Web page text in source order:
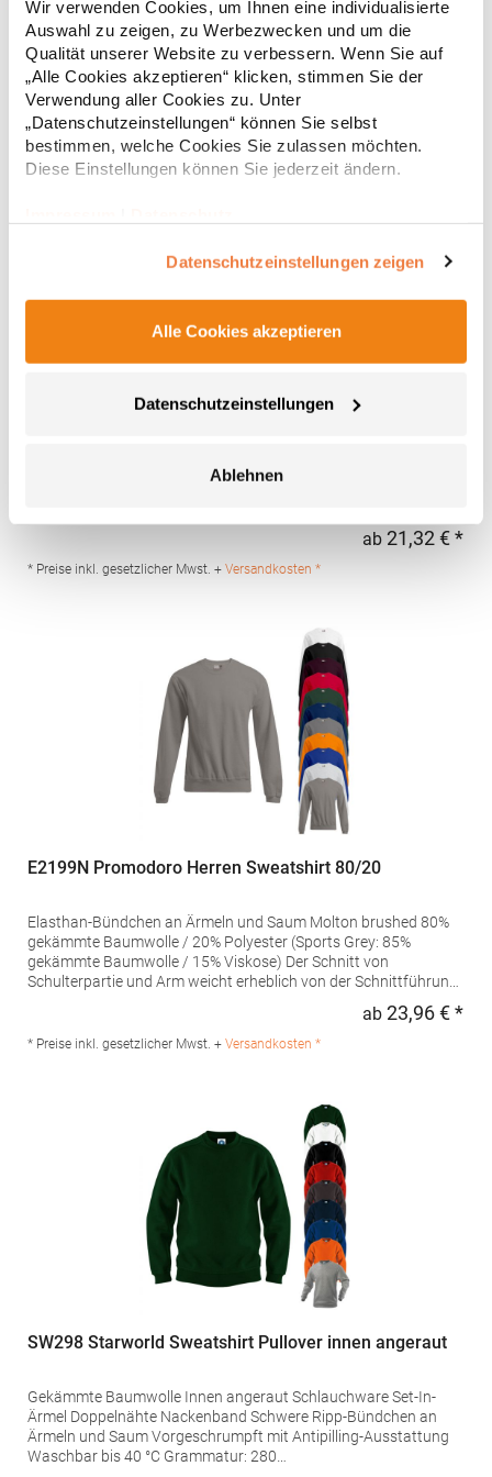
Wir verwenden Cookies, um Ihnen eine individualisierte
Auswahl zu zeigen, zu Werbezwecken und um die
Qualität unserer Website zu verbessern. Wenn Sie auf
„Alle Cookies akzeptieren“ klicken, stimmen Sie der
Verwendung aller Cookies zu. Unter
„Datenschutzeinstellungen“ können Sie selbst
bestimmen, welche Cookies Sie zulassen möchten.
Diese Einstellungen können Sie jederzeit ändern.
Datenschutzeinstellungen zeigen
Alle Cookies akzeptieren
Datenschutzeinstellungen
Ablehnen
g/m²Materialzusammensetzung: 70% Baumwolle / 30%
Polyester (Heather Grey: 62% Baumwolle / 33% Polyester / 5%
Viskose)Angaben zur Produktsicherheit: Herst.-Nr.:
1699Hersteller: Promodoro Fashion GmbH Am Gatherhof 57
40472 Düsseldorf Deutschland E-Mail: info@promodoro.de
ab 29,04 € *
* Preise inkl. gesetzlicher Mwst. + Versandkosten *
RY8413 Roly Workwear Sweatshirt 1/2 Reißverschluss
Verstärkte verdeckte Nähte am Innenkragen Kontrastierende
waschbarBügeln erlaubtGrammatur: 280
g/m²Materialzusammensetzung: 50% Baumwolle / 50%
PolyesterAngaben zur Produktsicherheit: Herst.-Nr.:
ab 21,32 € *
* Preise inkl. gesetzlicher Mwst. + Versandkosten *
E2199N Promodoro Herren Sweatshirt 80/20
Elasthan-Bündchen an Ärmeln und Saum Molton brushed 80%
gekämmte Baumwolle / 20% Polyester (Sports Grey: 85%
gekämmte Baumwolle / 15% Viskose) Der Schnitt von
Schulterpartie und Arm weicht erheblich von der Schnittführung
g/m²Materialzusammensetzung: 80% Baumwolle / 20%
Polyester (Sports Grey: 75% Baumwolle / 17% Polyester / 8%
40472 Düsseldorf Deutschland E-Mail: info@promodoro.de
ab 23,96 € *
* Preise inkl. gesetzlicher Mwst. + Versandkosten *
SW298 Starworld Sweatshirt Pullover innen angeraut
Gekämmte Baumwolle Innen angeraut Schlauchware Set-In-
Ärmel Doppelnähte Nackenband Schwere Ripp-Bündchen an
Ärmeln und Saum Vorgeschrumpft mit Antipilling-Ausstattung
Waschbar bis 40 °C Grammatur: 280